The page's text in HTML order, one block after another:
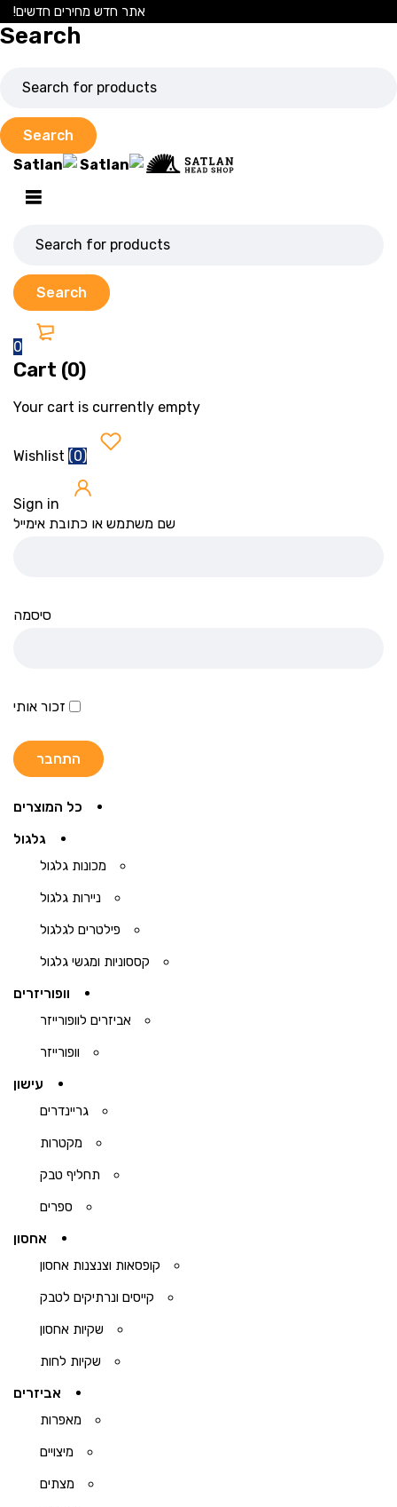
אתר חדש מחירים חדשים!
Search
0
Cart (0)
Your cart is currently empty
(0)
שם משתמש או כתובת אימייל
סיסמה
זכור אותי
כל המוצרים
גלגול
מכונות גלגול
ניירות גלגול
פילטרים לגלגול
קססוניות ומגשי גלגול
וופוריזרים
אביזרים לוופורייזר
וופורייזר
עישון
גריינדרים
מקטרות
תחליף טבק
ספרים
אחסון
קופסאות וצנצנות אחסון
קייסים ונרתיקים לטבק
שקיות אחסון
שקיות לחות
אביזרים
מאפרות
מיצויים
מצתים